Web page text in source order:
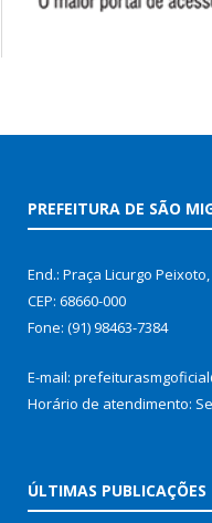
PREFEITURA DE SÃO
End.: Praça Licurgo Peixoto,
CEP: 68660-000
Fone: (91) 98463-7384
E-mail:
Horário de atendimento:
ÚLTIMAS PUBLICAÇÕES